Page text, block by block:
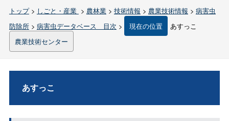
トップ> しごと・産業 > 農林業> 技術情報 > 農業技術情報 > 病害虫
防除所> 病害虫データベース 目次 > 現在の位置
あすっこ
農業技術センター
あすっこ